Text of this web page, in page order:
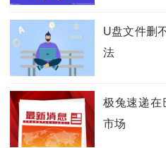
U盘文件删
法
极兔速递在
市场